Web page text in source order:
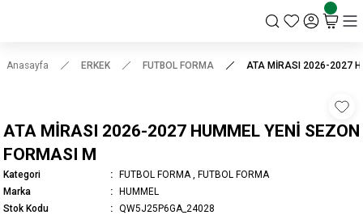
Anasayfa ERKEK FUTBOL FORMA ATA MİRASI 2026-2027
ATA MİRASI 2026-2027 HUMMEL YENİ SEZON
FORMASI M
Kategori FUTBOL FORMA
FUTBOL FORMA
Marka
HUMMEL
Stok Kodu
QW5J25P6GA_24028